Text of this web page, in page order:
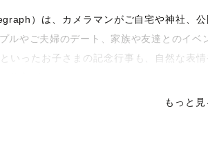
）は、カメラマンがご自宅や神社、
ルやご夫婦のデート、家族や友達とのイベ
いったお子さまの記念行事も、自然な表
もっと見